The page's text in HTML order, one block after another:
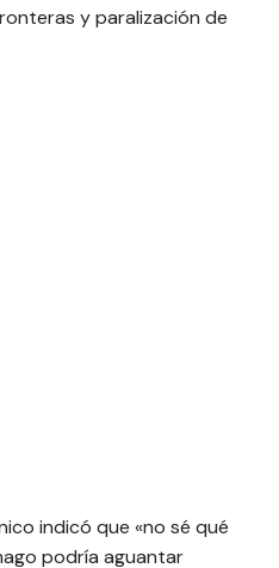
y paralización de
indicó que «no sé qué
podría aguantar